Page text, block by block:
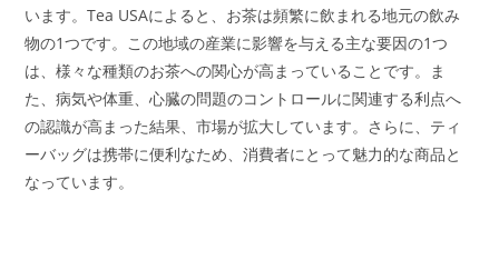
います。Tea USAによると、お茶は頻繁に飲まれる地元の飲み
物の1つです。この地域の産業に影響を与える主な要因の1つ
は、様々な種類のお茶への関心が高まっていることです。ま
た、病気や体重、心臓の問題のコントロールに関連する利点へ
の認識が高まった結果、市場が拡大しています。さらに、ティ
ーバッグは携帯に便利なため、消費者にとって魅力的な商品と
なっています。